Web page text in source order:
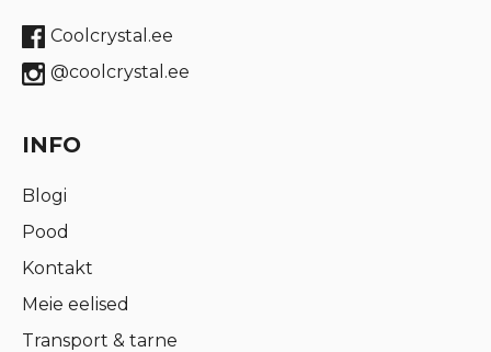
Coolcrystal.ee
@coolcrystal.ee
INFO
Blogi
Pood
Kontakt
Meie eelised
Transport & tarne